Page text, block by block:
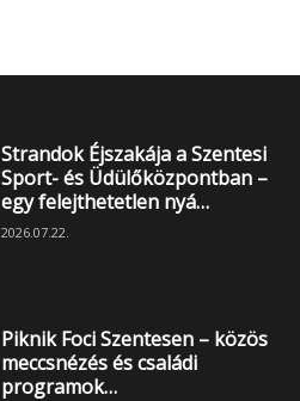
Strandok Éjszakája a Szentesi
Sport- és Üdülőközpontban –
egy felejthetetlen nyá…
2026.07.22.
Piknik Foci Szentesen – közös
meccsnézés és családi
programok…